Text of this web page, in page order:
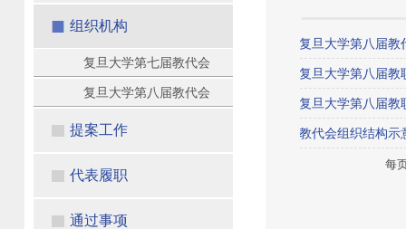
组织机构
复旦大学第七届教代会
复旦大学第八届教代会
提案工作
代表履职
通过事项
复旦大学第八届教
复旦大学第八届教
复旦大学第八届教
教代会组织结构示
每